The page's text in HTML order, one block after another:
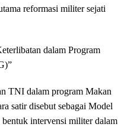
reformasi militer sejati
dalam Program
TNI dalam program Makan
satir disebut sebagai Model
intervensi militer dalam